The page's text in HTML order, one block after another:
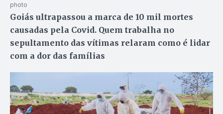
Goiás ultrapassou a marca de 10 mil mortes
causadas pela Covid. Quem trabalha no
sepultamento das vítimas relaram como é lidar
com a dor das famílias